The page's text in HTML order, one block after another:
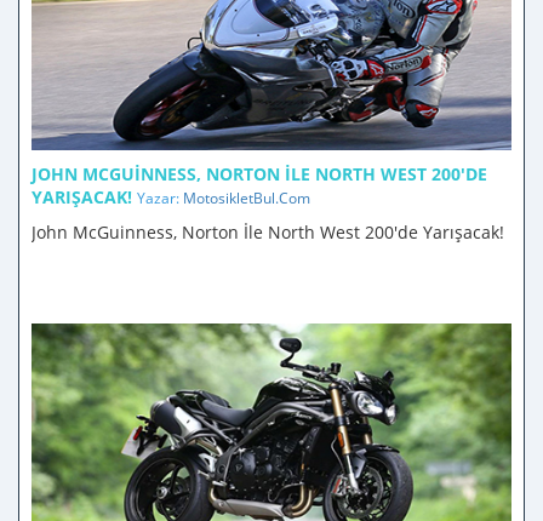
JOHN MCGUINNESS, NORTON İLE NORTH WEST 200'DE
YARIŞACAK! Yazar: MotosikletBul.Com
John McGuinness, Norton İle North West 200'de Yarışacak!